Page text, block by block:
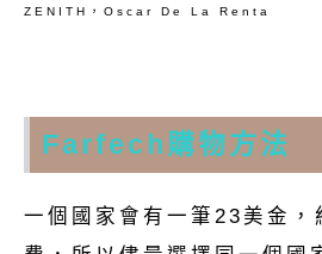
ZENITH，Oscar De La Renta
Farfech購物方法
一個國家會有一筆23美金，